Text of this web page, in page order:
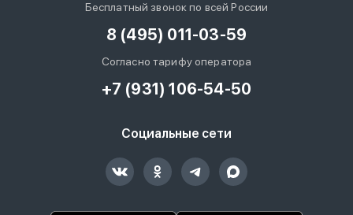
Бесплатный звонок по всей России
8 (495) 011-03-59
Согласно тарифу оператора
+7 (931) 106-54-50
Социальные сети